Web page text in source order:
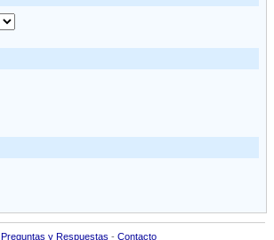
Preguntas y Respuestas - Contacto